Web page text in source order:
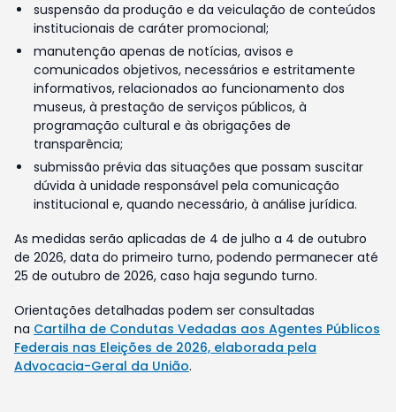
suspensão da produção e da veiculação de conteúdos
institucionais de caráter promocional;
manutenção apenas de notícias, avisos e
comunicados objetivos, necessários e estritamente
informativos, relacionados ao funcionamento dos
museus, à prestação de serviços públicos, à
programação cultural e às obrigações de
transparência;
submissão prévia das situações que possam suscitar
dúvida à unidade responsável pela comunicação
institucional e, quando necessário, à análise jurídica.
As medidas serão aplicadas de 4 de julho a 4 de outubro
de 2026, data do primeiro turno, podendo permanecer até
25 de outubro de 2026, caso haja segundo turno.
Orientações detalhadas podem ser consultadas
na Cartilha de Condutas Vedadas aos Agentes Públicos
Federais nas Eleições de 2026, elaborada pela
Advocacia-Geral da União.